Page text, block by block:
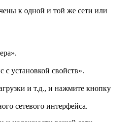
к одной и той же сети или
установкой свойств».
и т.д., и нажмите кнопку
сетевого интерфейса.